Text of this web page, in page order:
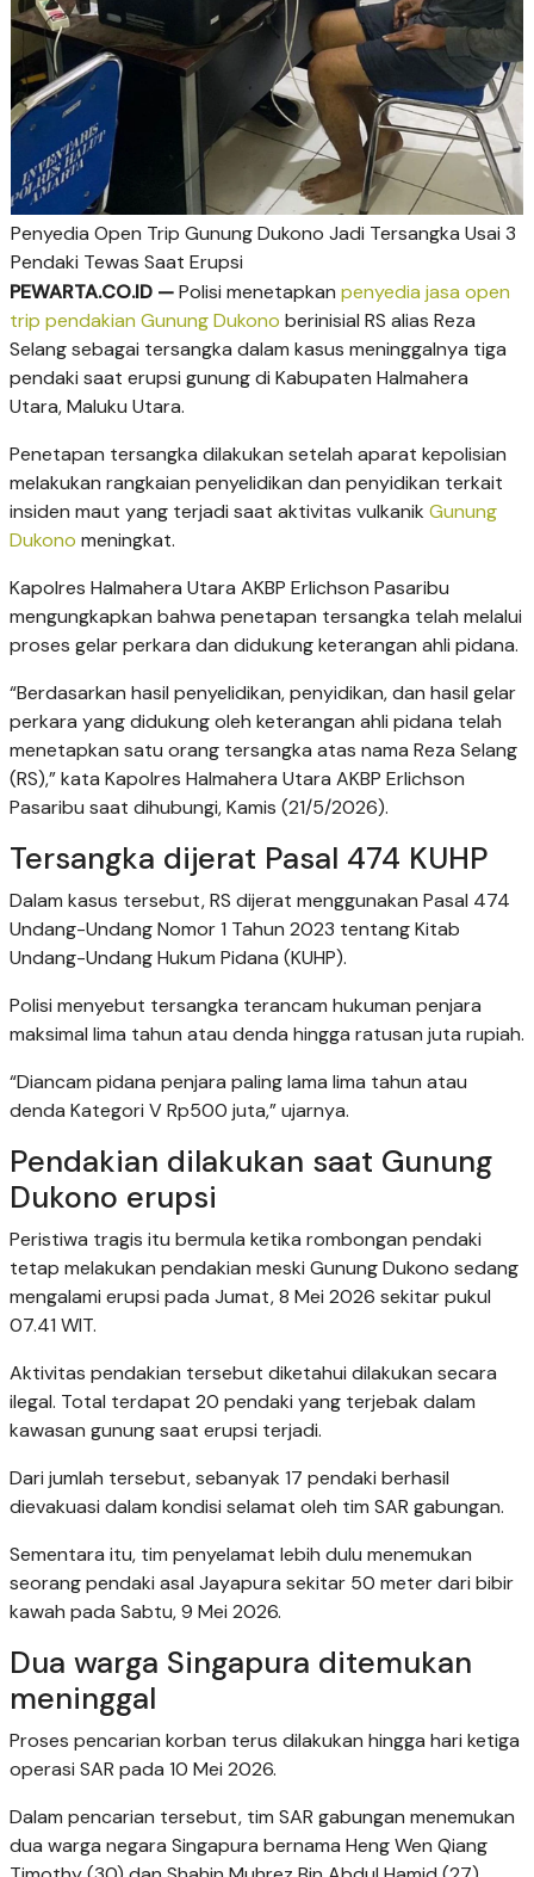
Penyedia Open Trip Gunung Dukono Jadi Tersangka Usai 3
Pendaki Tewas Saat Erupsi
PEWARTA.CO.ID —Polisi menetapkan penyedia jasa open
trip pendakian Gunung Dukono berinisial RS alias Reza
Selang sebagai tersangka dalam kasus meninggalnya tiga
pendaki saat erupsi gunung di Kabupaten Halmahera
Utara, Maluku Utara.
Penetapan tersangka dilakukan setelah aparat kepolisian
melakukan rangkaian penyelidikan dan penyidikan terkait
insiden maut yang terjadi saat aktivitas vulkanik Gunung
Dukono meningkat.
Kapolres Halmahera Utara AKBP Erlichson Pasaribu
mengungkapkan bahwa penetapan tersangka telah melalui
proses gelar perkara dan didukung keterangan ahli pidana.
“Berdasarkan hasil penyelidikan, penyidikan, dan hasil gelar
perkara yang didukung oleh keterangan ahli pidana telah
menetapkan satu orang tersangka atas nama Reza Selang
(RS),” kata Kapolres Halmahera Utara AKBP Erlichson
Pasaribu saat dihubungi, Kamis (21/5/2026).
Tersangka dijerat Pasal 474 KUHP
Dalam kasus tersebut, RS dijerat menggunakan Pasal 474
Undang-Undang Nomor 1 Tahun 2023 tentang Kitab
Undang-Undang Hukum Pidana (KUHP).
Polisi menyebut tersangka terancam hukuman penjara
maksimal lima tahun atau denda hingga ratusan juta rupiah.
“Diancam pidana penjara paling lama lima tahun atau
denda Kategori V Rp500 juta,” ujarnya.
Pendakian dilakukan saat Gunung
Dukono erupsi
Peristiwa tragis itu bermula ketika rombongan pendaki
tetap melakukan pendakian meski Gunung Dukono sedang
mengalami erupsi pada Jumat, 8 Mei 2026 sekitar pukul
07.41 WIT.
Aktivitas pendakian tersebut diketahui dilakukan secara
ilegal. Total terdapat 20 pendaki yang terjebak dalam
kawasan gunung saat erupsi terjadi.
Dari jumlah tersebut, sebanyak 17 pendaki berhasil
dievakuasi dalam kondisi selamat oleh tim SAR gabungan.
Sementara itu, tim penyelamat lebih dulu menemukan
seorang pendaki asal Jayapura sekitar 50 meter dari bibir
kawah pada Sabtu, 9 Mei 2026.
Dua warga Singapura ditemukan
meninggal
Proses pencarian korban terus dilakukan hingga hari ketiga
operasi SAR pada 10 Mei 2026.
Dalam pencarian tersebut, tim SAR gabungan menemukan
dua warga negara Singapura bernama Heng Wen Qiang